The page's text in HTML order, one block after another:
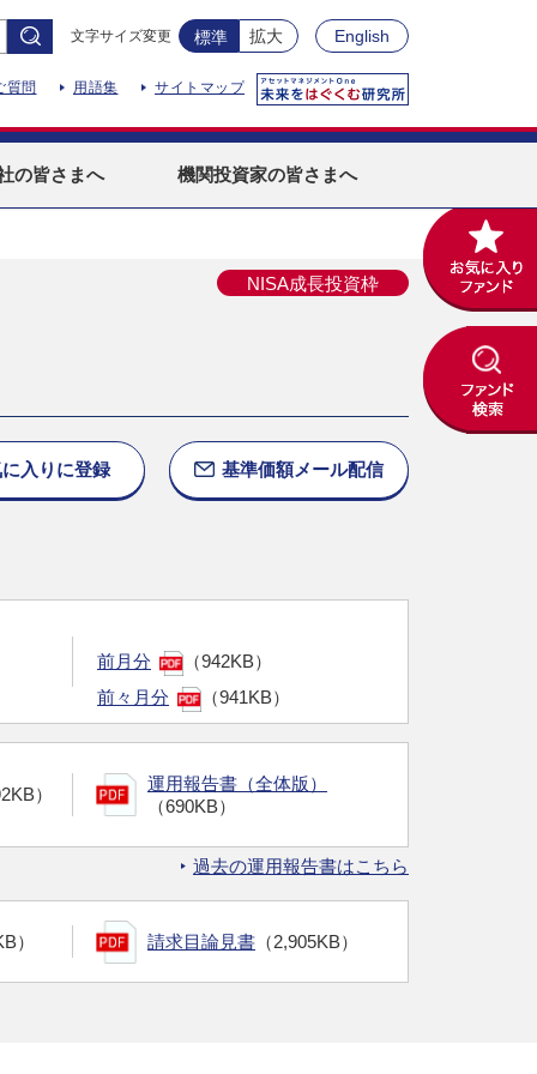
文字サイズ変更 標準 拡大 English
質問 用語集 サイトマップ
の皆さまへ 機関投資家の皆さまへ
NISA成長投資枠
入りに登録 基準価額メール配信
前月分
（942KB）
前々月分
（941KB）
）
運用報告書（全体版）
（690KB）
過去の運用報告書はこちら
） 請求目論見書 （2,905KB）